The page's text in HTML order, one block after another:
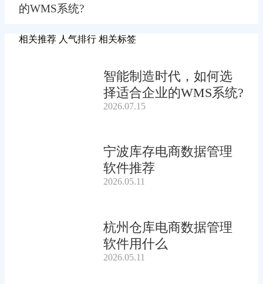
的WMS系统?
相关推荐 人气排行 相关标签
智能制造时代，如何选
择适合企业的WMS系统?
2026.07.15
宁波库存电商数据管理
软件推荐
2026.05.11
杭州仓库电商数据管理
软件用什么
2026.05.11